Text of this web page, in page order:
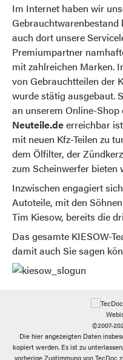
Im Internet haben wir
Gebrauchtwarenbestand
auch dort unsere
Premiumpartner
mit zahlreichen Marken.
von Gebrauchtteilen der
wurde stätig ausgebaut.
an unserem Online-Shop
Neuteile.deerreichbar
mit neuen Kfz-Teilen zu
dem Ölfilter, der
zum Scheinwerfer bieten
Inzwischen engagiert
Autoteile, mit den
Tim Kiesow, bereits die
Das gesamte KIESOW-
damit auch Sie sagen
©2007-
Die hier angezeigten Daten
kopiert werden. Es ist zu
vorherige Zustimmung von TecDoc